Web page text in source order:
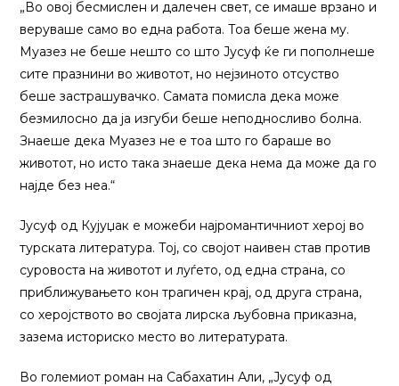
„Во овој бесмислен и далечен свет, се имаше врзано и
веруваше само во една работа. Тоа беше жена му.
Муазез не беше нешто со што Јусуф ќе ги пополнеше
сите празнини во животот, но нејзиното отсуство
беше застрашувачко. Самата помисла дека може
безмилосно да ја изгуби беше неподносливо болна.
Знаеше дека Муазез не е тоа што го бараше во
животот, но исто така знаеше дека нема да може да го
најде без неа.“
Јусуф од Кујуџак е можеби најромантичниот херој во
турската литература. Тој, со својот наивен став против
суровоста на животот и луѓето, од една страна, со
приближувањето кон трагичен крај, од друга страна,
со херојството во својата лирска љубовна приказна,
зазема историско место во литературата.
Во големиот роман на Сабахатин Али, „Јусуф од